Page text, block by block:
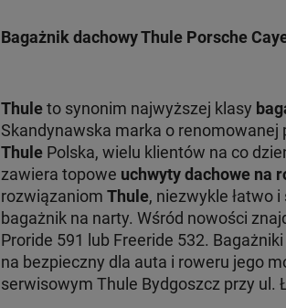
Bagażnik dachowy Thule Porsche
Thuleto synonim najwyższej klasy
Skandynawska marka o renomowanej
ThulePolska, wielu klientów na co
zawiera topowe uchwyty dachowe na
rozwiązaniom Thule, niezwykle łatwo
bagażnik na narty. Wśród nowości
Proride 591 lub Freeride 532. Bagażniki
na bezpieczny dla auta i roweru jego
serwisowym Thule Bydgoszcz przy ul.